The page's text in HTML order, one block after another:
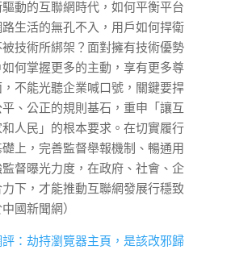
動的互聯網時代，如何平衡平台
生活的無孔不入，用戶如何捍衛
技術所綁架？面對擁有技術優勢
何掌握更多的主動，享有更多尊
不能光聽企業喊口號，關鍵要捍
、公正的規則基石，重申「讓互
人民」的根本要求。在切實履行
上，完善監督舉報機制、暢通用
督曝光力度，在政府、社會、企
下，才能推動互聯網發展行穩致
國新聞網）
：劫持瀏覽器主頁，是該改邪歸